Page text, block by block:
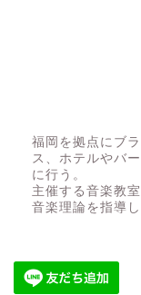
福岡を拠点にブ
ス、ホテルやバ
に行う。
主催する音楽教
音楽理論を指導し